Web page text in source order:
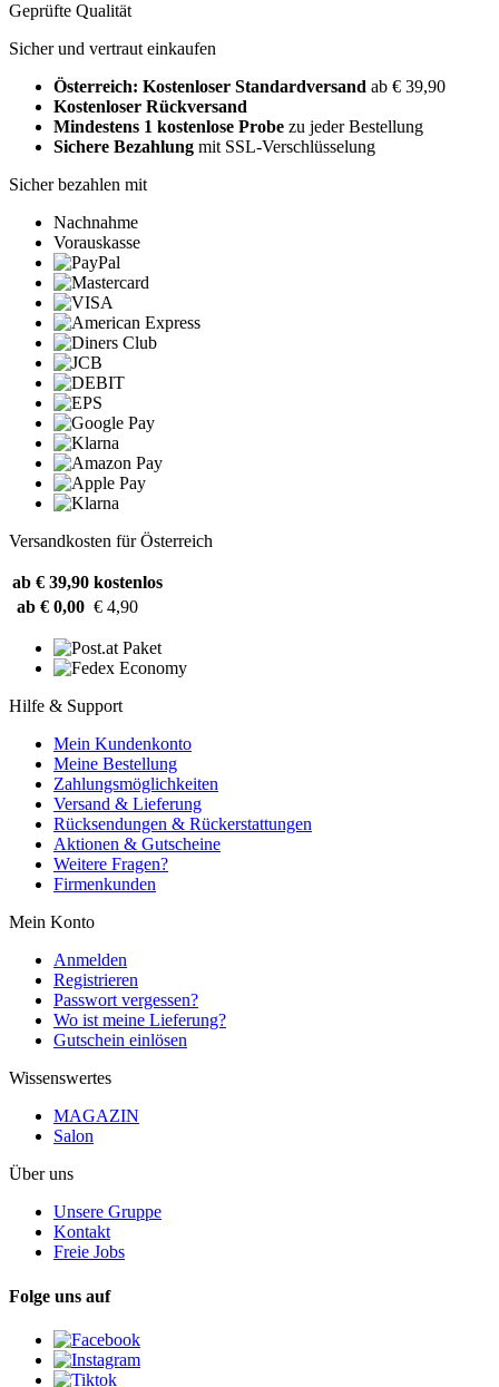
Geprüfte Qualität
Sicher und vertraut einkaufen
Österreich: Kostenloser Standardversand ab € 39,90
Kostenloser Rückversand
Mindestens 1 kostenlose Probe zu jeder Bestellung
Sichere Bezahlung mit SSL-Verschlüsselung
Sicher bezahlen mit
Nachnahme
Vorauskasse
Versandkosten für Österreich
ab € 39,90 kostenlos
ab € 0,00 € 4,90
Hilfe & Support
Mein Kundenkonto
Meine Bestellung
Zahlungsmöglichkeiten
Versand & Lieferung
Rücksendungen & Rückerstattungen
Aktionen & Gutscheine
Weitere Fragen?
Firmenkunden
Mein Konto
Anmelden
Registrieren
Passwort vergessen?
Wo ist meine Lieferung?
Gutschein einlösen
Wissenswertes
MAGAZIN
Salon
Über uns
Unsere Gruppe
Kontakt
Freie Jobs
Folge uns auf